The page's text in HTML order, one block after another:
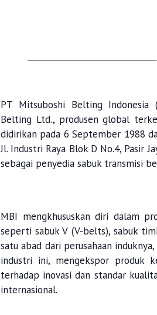
PT Mitsuboshi Belting Indonesia
Belting Ltd., produsen global
didirikan pada 6 September 1988
Jl. Industri Raya Blok D No.4, Pasir
sebagai penyedia sabuk transmisi
MBI mengkhususkan diri dalam
seperti sabuk V (V-belts), sabuk
satu abad dari perusahaan
industri ini, mengekspor produk
terhadap inovasi dan standar
internasional.